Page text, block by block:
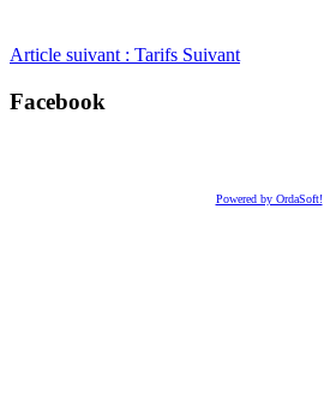
Article suivant : Tarifs Suivant
Facebook
Powered by OrdaSoft!